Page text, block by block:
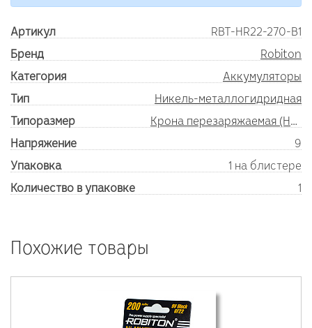
Артикул
RBT-HR22-270-B1
Бренд
Robiton
Категория
Аккумуляторы
Тип
Никель-металлогидридная
Типоразмер
Крона перезаряжаемая (HR22/9V)
Напряжение
9
Упаковка
1 на блистере
Количество в упаковке
1
Похожие товары